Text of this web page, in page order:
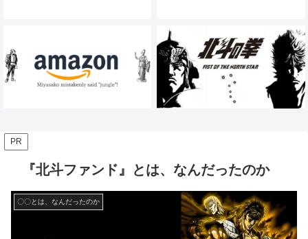
PR
『北斗ファンド』とは、なんだったのか
〇〇とは、なんだったのか